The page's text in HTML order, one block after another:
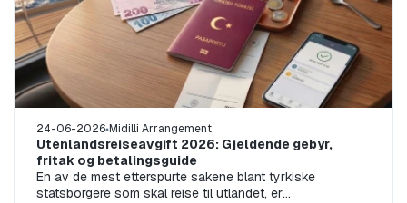
24-06-2026 Midilli Arrangement
Utenlandsreiseavgift 2026: Gjeldende gebyr,
fritak og betalingsguide
En av de mest etterspurte sakene blant tyrkiske
statsborgere som skal reise til utlandet, er